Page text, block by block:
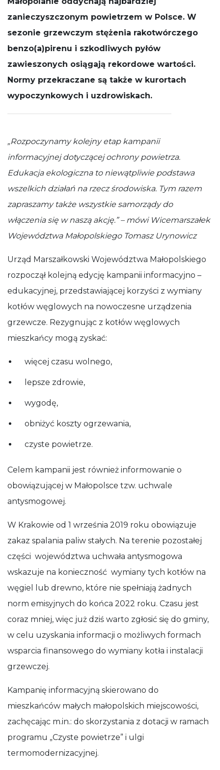
zanieczyszczonym powietrzem w Polsce. W
sezonie grzewczym stężenia rakotwórczego
benzo(a)pirenu i szkodliwych pyłów
zawieszonych osiągają rekordowe wartości.
Normy przekraczane są także w kurortach
wypoczynkowych i uzdrowiskach.
„Rozpoczynamy kolejny etap kampanii
informacyjnej dotyczącej ochrony powietrza.
Edukacja ekologiczna to niewątpliwie podstawa
wszelkich działań na rzecz środowiska. Tym razem
zapraszamy także wszystkie samorządy do
włączenia się w naszą akcję.” – mówi Wicemarszałek
Województwa Małopolskiego Tomasz Urynowicz
Urząd Marszałkowski Województwa Małopolskiego
rozpoczął kolejną edycję kampanii informacyjno –
edukacyjnej, przedstawiającej korzyści z wymiany
kotłów węglowych na nowoczesne urządzenia
grzewcze. Rezygnując z kotłów węglowych
mieszkańcy mogą zyskać:
więcej czasu wolnego,
lepsze zdrowie,
wygodę,
obniżyć koszty ogrzewania,
czyste powietrze.
Celem kampanii jest również informowanie o
obowiązującej w Małopolsce tzw. uchwale
antysmogowej.
W Krakowie od 1 września 2019 roku obowiązuje
zakaz spalania paliw stałych. Na terenie pozostałej
części województwa uchwała antysmogowa
wskazuje na konieczność wymiany tych kotłów na
węgiel lub drewno, które nie spełniają żadnych
norm emisyjnych do końca 2022 roku. Czasu jest
coraz mniej, więc już dziś warto zgłosić się do gminy,
w celu uzyskania informacji o możliwych formach
wsparcia finansowego do wymiany kotła i instalacji
grzewczej.
Kampanię informacyjną skierowano do
mieszkańców małych małopolskich miejscowości,
zachęcając m.in.: do skorzystania z dotacji w ramach
programu „Czyste powietrze” i ulgi
termomodernizacyjnej.
najlepiej
Twojej wizyty.
Jeśli odrzucisz
te pliki cookie,
niektóre
ze strony